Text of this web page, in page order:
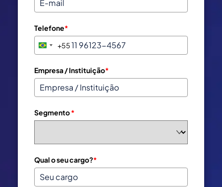
Telefone*
B
a
z
i
+
+55
Empresa / Instituição*
Segmento*
Qual o seu cargo?*